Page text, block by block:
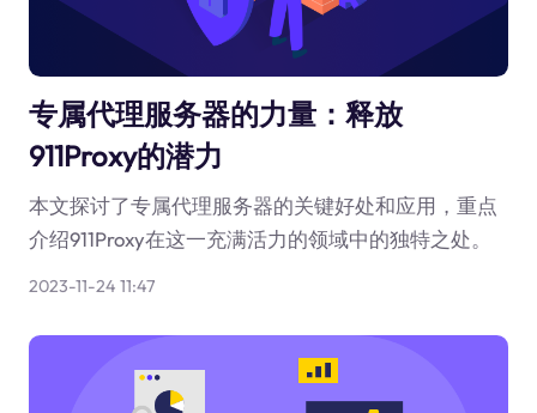
专属代理服务器的力量：释放
911Proxy的潜力
本文探讨了专属代理服务器的关键好处和应用，重点
介绍911Proxy在这一充满活力的领域中的独特之处。
2023-11-24 11:47